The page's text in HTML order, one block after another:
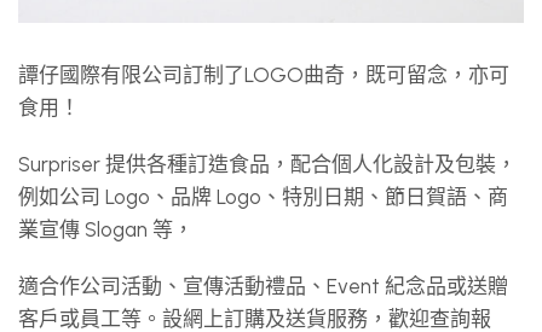
譚仔國際有限公司訂制了LOGO曲奇，既可留念，亦可
食用！
Surpriser 提供各種訂造食品，配合個人化設計及包裝，
例如公司 Logo、品牌 Logo、特別日期、節日賀語、商
業宣傳 Slogan 等，
適合作公司活動、宣傳活動禮品、Event 紀念品或送贈
客戶或員工等。設網上訂購及送貨服務，歡迎查詢報